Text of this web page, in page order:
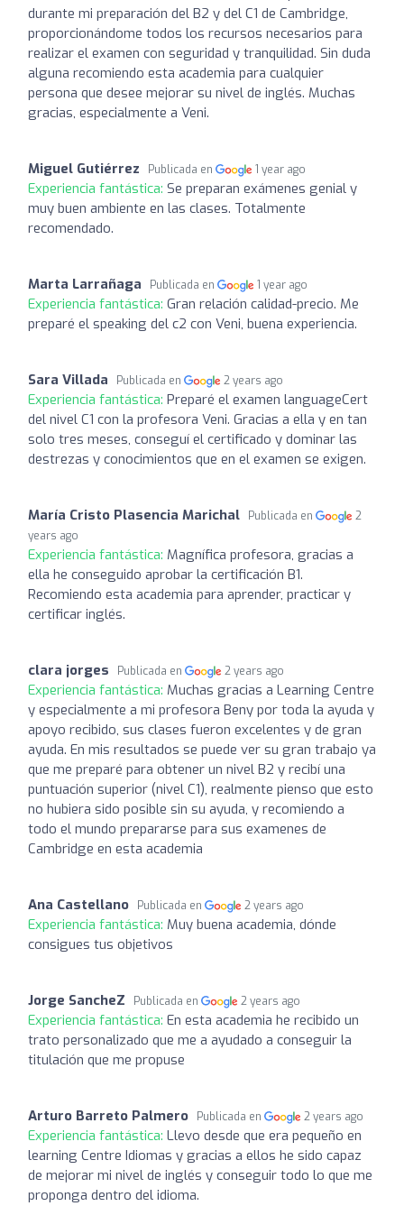
durante mi preparación del B2 y del C1 de Cambridge,
proporcionándome todos los recursos necesarios para
realizar el examen con seguridad y tranquilidad. Sin duda
alguna recomiendo esta academia para cualquier
persona que desee mejorar su nivel de inglés. Muchas
gracias, especialmente a Veni.
Miguel Gutiérrez Publicada en 1 year ago
Experiencia fantástica: Se preparan exámenes genial y
muy buen ambiente en las clases. Totalmente
recomendado.
Marta Larrañaga Publicada en 1 year ago
Experiencia fantástica: Gran relación calidad-precio. Me
preparé el speaking del c2 con Veni, buena experiencia.
Sara Villada Publicada en 2 years ago
Experiencia fantástica: Preparé el examen languageCert
del nivel C1 con la profesora Veni. Gracias a ella y en tan
solo tres meses, conseguí el certificado y dominar las
destrezas y conocimientos que en el examen se exigen.
María Cristo Plasencia Marichal Publicada en
2
years ago
Experiencia fantástica: Magnífica profesora, gracias a
ella he conseguido aprobar la certificación B1.
Recomiendo esta academia para aprender, practicar y
certificar inglés.
clara jorges Publicada en 2 years ago
Experiencia fantástica: Muchas gracias a Learning Centre
y especialmente a mi profesora Beny por toda la ayuda y
apoyo recibido, sus clases fueron excelentes y de gran
ayuda. En mis resultados se puede ver su gran trabajo ya
que me preparé para obtener un nivel B2 y recibí una
puntuación superior (nivel C1), realmente pienso que esto
no hubiera sido posible sin su ayuda, y recomiendo a
todo el mundo prepararse para sus examenes de
Cambridge en esta academia
Ana Castellano Publicada en 2 years ago
Experiencia fantástica: Muy buena academia, dónde
consigues tus objetivos
Jorge SancheZ Publicada en 2 years ago
Experiencia fantástica: En esta academia he recibido un
trato personalizado que me a ayudado a conseguir la
titulación que me propuse
Arturo Barreto Palmero Publicada en 2 years ago
Experiencia fantástica: Llevo desde que era pequeño en
learning Centre Idiomas y gracias a ellos he sido capaz
de mejorar mi nivel de inglés y conseguir todo lo que me
proponga dentro del idioma.